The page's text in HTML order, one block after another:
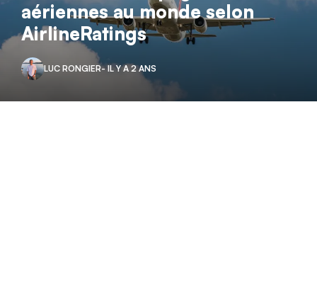
aériennes au monde selon
AirlineRatings
LUC RONGIER- IL Y A 2 ANS